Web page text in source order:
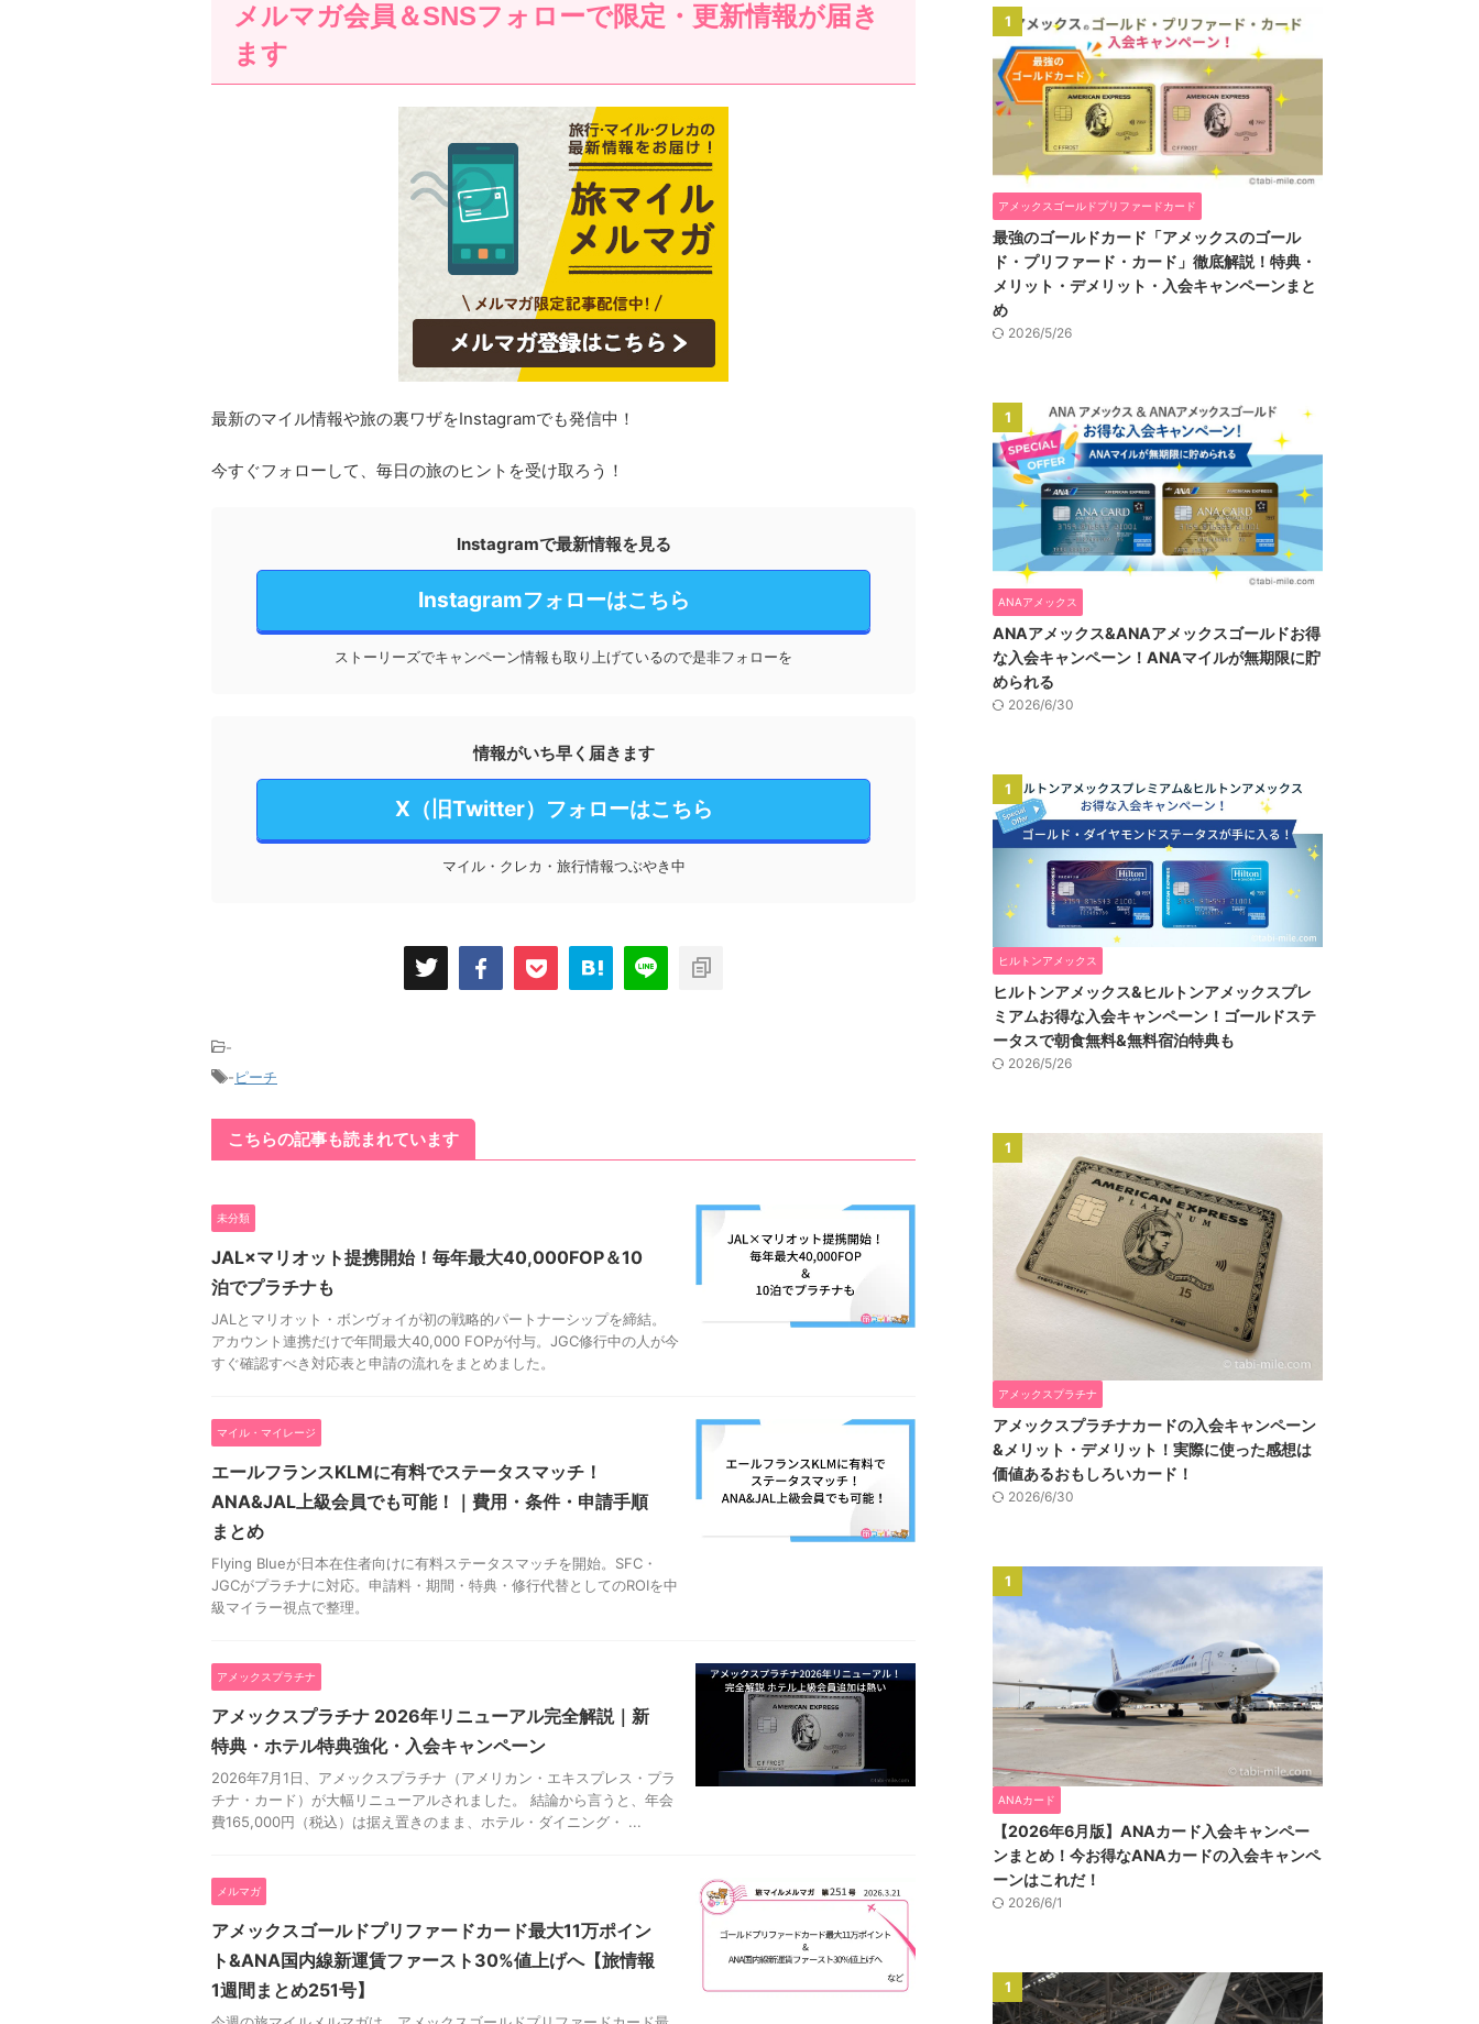
メルマガ会員＆SNSフォローで限定・更新情報が届き
ます
最新のマイル情報や旅の裏ワザをInstagramでも発信中！
今すぐフォローして、毎日の旅のヒントを受け取ろう！
Instagramで最新情報を見る
Instagramフォローはこちら
ストーリーズでキャンペーン情報も取り上げているので是非フォローを
情報がいち早く届きます
X（旧Twitter）フォローはこちら
マイル・クレカ・旅行情報つぶやき中
-
-ピーチ
こちらの記事も読まれています
未分類
JAL×マリオット提携開始！毎年最大40,000FOP＆10
泊でプラチナも
JALとマリオット・ボンヴォイが初の戦略的パートナーシップを締結。
アカウント連携だけで年間最大40,000 FOPが付与。JGC修行中の人が今
すぐ確認すべき対応表と申請の流れをまとめました。
マイル・マイレージ
エールフランスKLMに有料でステータスマッチ！
ANA&JAL上級会員でも可能！｜費用・条件・申請手順
まとめ
Flying Blueが日本在住者向けに有料ステータスマッチを開始。SFC・
JGCがプラチナに対応。申請料・期間・特典・修行代替としてのROIを中
級マイラー視点で整理。
アメックスプラチナ
アメックスプラチナ 2026年リニューアル完全解説｜新
特典・ホテル特典強化・入会キャンペーン
2026年7月1日、アメックスプラチナ（アメリカン・エキスプレス・プラ
チナ・カード）が大幅リニューアルされました。 結論から言うと、年会
費165,000円（税込）は据え置きのまま、ホテル・ダイニング・ ...
メルマガ
アメックスゴールドプリファードカード最大11万ポイン
ト&ANA国内線新運賃ファースト30%値上げへ【旅情報
1週間まとめ251号】
1
アメックスゴールドプリファードカード
最強のゴールドカード「アメックスのゴール
ド・プリファード・カード」徹底解説！特典・
メリット・デメリット・入会キャンペーンまと
め
2026/5/26
1
ANAアメックス
ANAアメックス&ANAアメックスゴールドお得
な入会キャンペーン！ANAマイルが無期限に貯
められる
2026/6/30
1
ヒルトンアメックス
ヒルトンアメックス&ヒルトンアメックスプレ
ミアムお得な入会キャンペーン！ゴールドステ
ータスで朝食無料&無料宿泊特典も
2026/5/26
1
アメックスプラチナ
アメックスプラチナカードの入会キャンペーン
&メリット・デメリット！実際に使った感想は
価値あるおもしろいカード！
2026/6/30
1
ANAカード
【2026年6月版】ANAカード入会キャンペー
ンまとめ！今お得なANAカードの入会キャンペ
ーンはこれだ！
2026/6/1
1